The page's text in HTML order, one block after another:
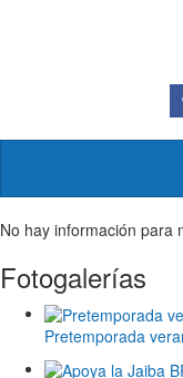
No hay información para
Fotogalerías
Pretemporada